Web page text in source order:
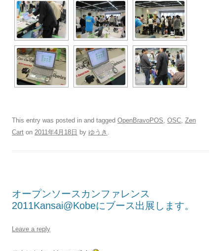
This entry was posted in and tagged OpenBravoPOS, OSC, Zen
Cart on 2011年4月18日 by ゆうき .
オープンソースカンファレンス
2011Kansai@Kobeにブース出展します。
Leave a reply